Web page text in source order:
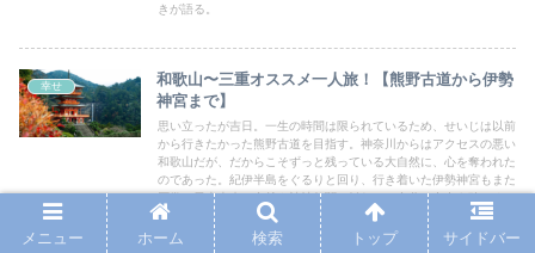
きが語る。
幸せ
和歌山〜三重オススメ一人旅！【熊野古道から伊勢
神宮まで】
思い立ったが吉日。一生の時間は限られているため、せいじは以前
から行きたかった熊野古道を目指す。神奈川からはアクセスの悪い
和歌山だが、だからこそずっと残っている大自然に、心を奪われた
のであった。紀伊半島をぐるりと回り、行き着いた伊勢神宮もまた
圧巻。日本古来の自然や神社仏閣に触れて、自分の存在を確かめて
みよう。
メニュー ホーム 検索 トップ サイドバー